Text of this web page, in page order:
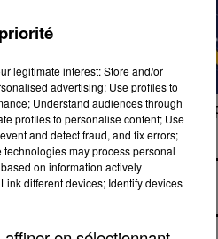
rue de la
legitimate interest: Store and/or
advertising; Use profiles to
Understand audiences through
profiles to personalise content; Use
and detect fraud, and fix errors;
may process personal
on information actively
different devices; Identify devices